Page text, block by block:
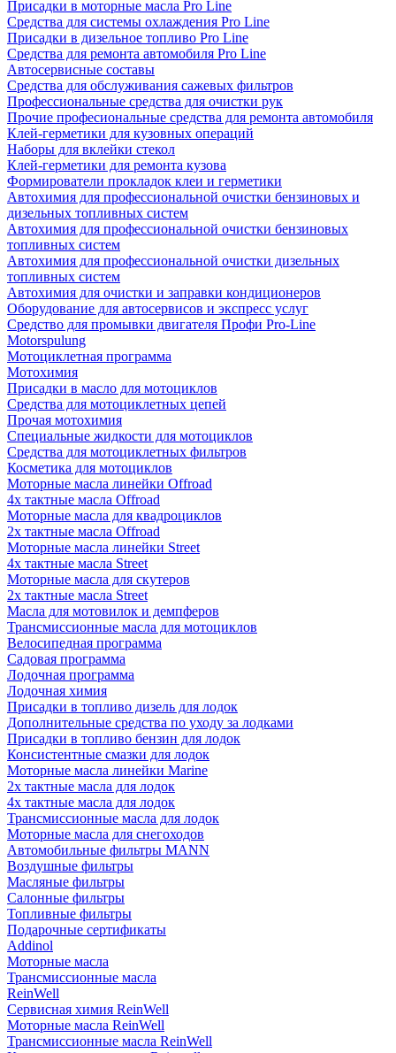
Присадки в моторные масла Pro Line
Средства для системы охлаждения Pro Line
Присадки в дизельное топливо Pro Line
Средства для ремонта автомобиля Pro Line
Автосервисные составы
Средства для обслуживания сажевых фильтров
Профессиональные средства для очистки рук
Прочие професиональные средства для ремонта автомобиля
Клей-герметики для кузовных операций
Наборы для вклейки стекол
Клей-герметики для ремонта кузова
Формирователи прокладок клеи и герметики
Автохимия для профессиональной очистки бензиновых и
дизельных топливных систем
Автохимия для профессиональной очистки бензиновых
топливных систем
Автохимия для профессиональной очистки дизельных
топливных систем
Автохимия для очистки и заправки кондиционеров
Оборудование для автосервисов и экспресс услуг
Средство для промывки двигателя Профи Pro-Line
Motorspulung
Мотоциклетная программа
Мотохимия
Присадки в масло для мотоциклов
Средства для мотоциклетных цепей
Прочая мотохимия
Специальные жидкости для мотоциклов
Средства для мотоциклетных фильтров
Косметика для мотоциклов
Моторные масла линейки Offroad
4х тактные масла Offroad
Моторные масла для квадроциклов
2х тактные масла Offroad
Моторные масла линейки Street
4х тактные масла Street
Моторные масла для скутеров
2х тактные масла Street
Масла для мотовилок и демпферов
Трансмиссионные масла для мотоциклов
Велосипедная программа
Садовая программа
Лодочная программа
Лодочная химия
Присадки в топливо дизель для лодок
Дополнительные средства по уходу за лодками
Присадки в топливо бензин для лодок
Консистентные смазки для лодок
Моторные масла линейки Marine
2х тактные масла для лодок
4х тактные масла для лодок
Трансмиссионные масла для лодок
Моторные масла для снегоходов
Автомобильные фильтры MANN
Воздушные фильтры
Масляные фильтры
Салонные фильтры
Топливные фильтры
Подарочные сертификаты
Addinol
Моторные масла
Трансмиссионные масла
ReinWell
Сервисная химия ReinWell
Моторные масла ReinWell
Трансмиссионные масла ReinWell